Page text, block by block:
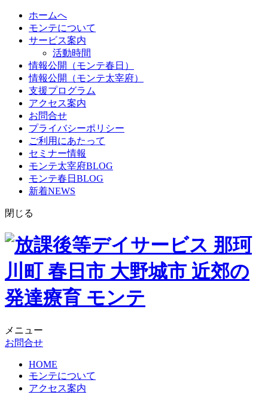
ホームへ
モンテについて
サービス案内
活動時間
情報公開（モンテ春日）
情報公開（モンテ太宰府）
支援プログラム
アクセス案内
お問合せ
プライバシーポリシー
ご利用にあたって
セミナー情報
モンテ太宰府BLOG
モンテ春日BLOG
新着NEWS
閉じる
メニュー
お問合せ
HOME
モンテについて
アクセス案内